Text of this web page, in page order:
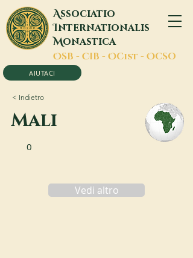
Associatio
Internationalis
Monastica
OSB - CIB - OCist - OCSO
AIUTACI
< Indietro
Mali
0
Vedi altro